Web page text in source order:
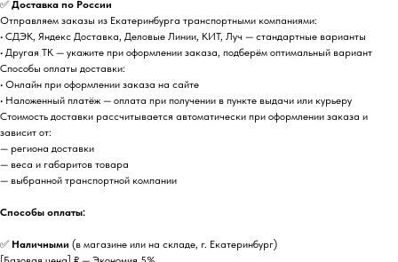
✅ Доставка по России
Отправляем заказы из Екатеринбурга транспортными компаниями:
• СДЭК, Яндекс Доставка, Деловые Линии, КИТ, Луч — стандартные варианты
• Другая ТК — укажите при оформлении заказа, подберём оптимальный вариант
Способы оплаты доставки:
• Онлайн при оформлении заказа на сайте
• Наложенный платёж — оплата при получении в пункте выдачи или курьеру
Стоимость доставки рассчитывается автоматически при оформлении заказа и
зависит от:
— региона доставки
— веса и габаритов товара
— выбранной транспортной компании
Способы оплаты:
✅ Наличными (в магазине или на складе, г. Екатеринбург)